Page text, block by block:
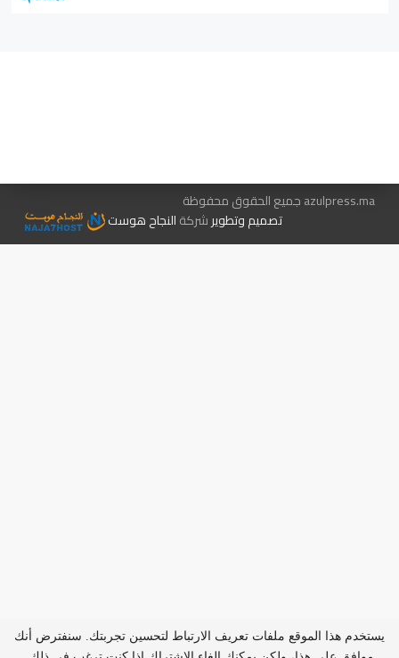
azulpress.ma جميع الحقوق محفوظة
تصميم وتطويرشركةالنجاح هوست
يستخدم هذا الموقع ملفات تعريف الارتباط لتحسين تجربتك. سنفترض أنك